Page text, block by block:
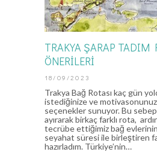
TRAKYA ŞARAP TADIM
ÖNERİLERİ
18/09/2023
Trakya Bağ Rotası kaç gün
istediğinize ve
seçenekler sunuyor. Bu
ayırarak birkaç farklı rota,
tecrübe ettiğimiz bağ
seyahat süresi ile birleştiren
hazırladım. Türkiye’nin…